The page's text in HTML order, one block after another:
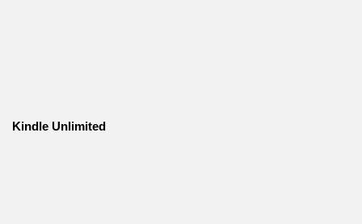
Kindle Unlimited